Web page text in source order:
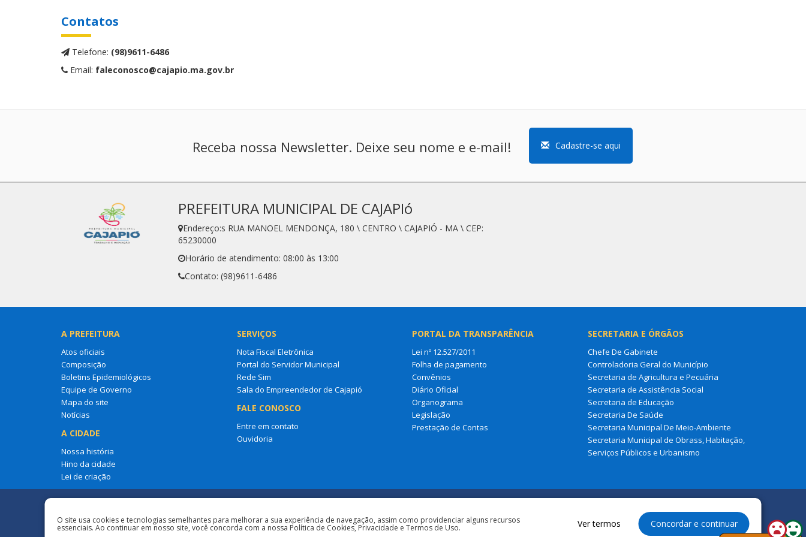
Contatos
Telefone: (98)9611-6486
Email: faleconosco@cajapio.ma.gov.br
Receba nossa Newsletter. Deixe seu nome e e-mail! Cadastre-se aqui
PREFEITURA MUNICIPAL DE CAJAPIó
Endereço:s RUA MANOEL MENDONÇA, 180 \ CENTRO \ CAJAPIÓ - MA \ CEP:
65230000
Horário de atendimento: 08:00 às 13:00
Contato: (98)9611-6486
A PREFEITURA
Atos oficiais
Composição
Boletins Epidemiológicos
Equipe de Governo
Mapa do site
Notícias
A CIDADE
Nossa história
Hino da cidade
Lei de criação
SERVIÇOS
Nota Fiscal Eletrônica
Portal do Servidor Municipal
Rede Sim
Sala do Empreendedor de Cajapió
FALE CONOSCO
Entre em contato
Ouvidoria
PORTAL DA TRANSPARÊNCIA
Lei nº 12.527/2011
Folha de pagamento
Convênios
Diário Oficial
Organograma
Legislação
Prestação de Contas
SECRETARIA E ÓRGÃOS
Chefe De Gabinete
Controladoria Geral do Município
Secretaria de Agricultura e Pecuária
Secretaria de Assistência Social
Secretaria de Educação
Secretaria De Saúde
Secretaria Municipal De Meio-Ambiente
Secretaria Municipal de Obrass, Habitação,
Serviços Públicos e Urbanismo
Redes Sociais Todos os direitos reservados à Prefeitura Municipal de Cajapió
O site usa cookies e tecnologias semelhantes para melhorar a sua experiência de navegação, assim como providenciar alguns recursos
essenciais. Ao continuar em nosso site, você concorda com a nossa Política de Cookies, Privacidade e Termos de Uso. Ver termos Concordar e continuar